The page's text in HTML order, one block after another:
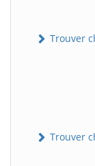
Trouver
Trouver